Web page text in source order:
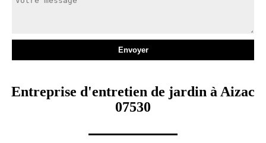
Entreprise d'entretien de jardin à Aizac
07530